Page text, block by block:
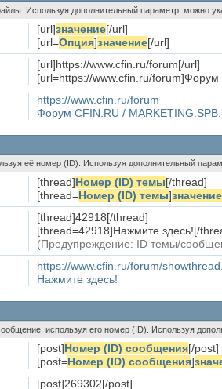
Используя дополнительный параметр, можно
[url]значение[/url]
[url=Опция]значение[/url]
[url]https://www.cfin.ru/forum[/url]
[url=https://www.cfin.ru/
https://www.cfin.ru/forum
Форум CFIN.RU /
её номер (ID). Используя дополнительный
[thread]Номер (ID) темы[/thread]
[thread=Номер (ID) темы]значение
[thread]42918[/thread]
[thread=42918]Нажмите здесь![/
(Предупреждение: ID темы/
https://www.cfin.ru/forum/
Нажмите здесь!
используя его номер (ID). Используя
[post]Номер (ID) сообщения[/post]
[post=Номер (ID) сообщения]
[post]269302[/post]